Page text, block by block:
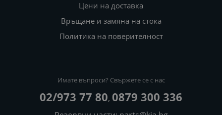
Цени на доставка
Връщане и замяна на стока
Политика на поверителност
Имате въпроси? Свържете се с нас
02/973 77 80, 0879 300 336